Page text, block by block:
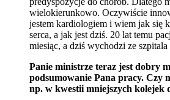
wielokierunkowo. Oczywiście
jestem kardiologiem i wiem jak się
serca, a jak jest dziś. 20 lat temu
miesiąc, a dziś wychodzi ze
Panie ministrze teraz jest dobry
podsumowanie Pana pracy. Czy
np. w kwestii mniejszych kolejek